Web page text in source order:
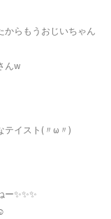
からもうおじいちゃん
んw
テイスト(〃ω〃)
✨✨✨